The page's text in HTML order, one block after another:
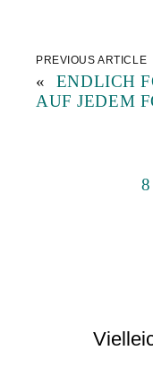
PREVIOUS ARTICLE
«
ENDLICH
AUF JEDEM